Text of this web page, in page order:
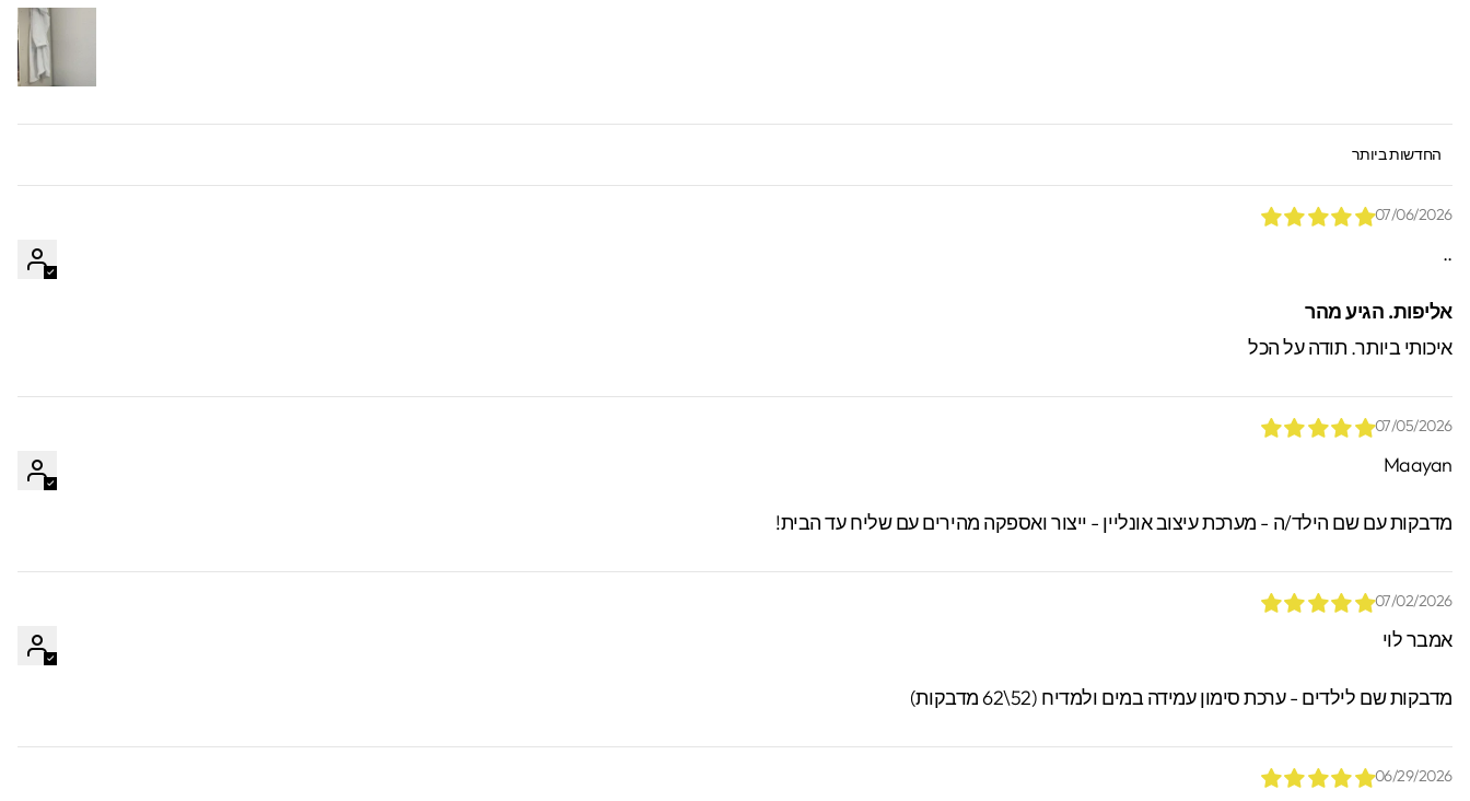
ניתן לאתר / לקבל הזמנות.
SORT BY
07/06/2026
..
אליפות. הגיע מהר
איכותי ביותר. תודה על הכל
07/05/2026
Maayan
מדבקות עם שם הילד/ה - מערכת עיצוב אונליין - ייצור ואספקה מהירים עם שליח עד הבית!
07/02/2026
אמבר לוי
מדבקות שם לילדים - ערכת סימון עמידה במים ולמדיח (52\62 מדבקות)
06/29/2026